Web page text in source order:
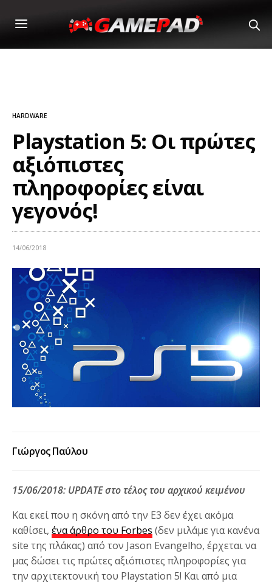
HARDWARE
Playstation 5: Οι πρώτες
αξιόπιστες
πληροφορίες είναι
γεγονός!
14/06/2018
Γιώργος Παύλου
15/06/2018: UPDATE στο τέλος του αρχικού κειμένου
Και εκεί που η σκόνη από την E3 δεν έχει ακόμα
καθίσει,ένα άρθρο του Forbes(δεν μιλάμε για κανένα
site της πλάκας) από τον Jason Evangelho, έρχεται να
μας δώσει τις πρώτες αξιόπιστες πληροφορίες για
την αρχιτεκτονική του Playstation 5! Και από μια